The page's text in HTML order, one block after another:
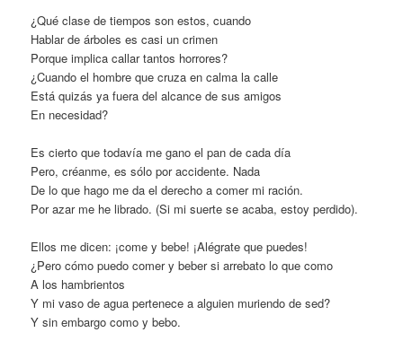
¿Qué clase de tiempos son estos, cuando
Hablar de árboles es casi un crimen
Porque implica callar tantos horrores?
¿Cuando el hombre que cruza en calma la calle
Está quizás ya fuera del alcance de sus amigos
En necesidad?
Es cierto que todavía me gano el pan de cada día
Pero, créanme, es sólo por accidente. Nada
De lo que hago me da el derecho a comer mi ración.
Por azar me he librado. (Si mi suerte se acaba, estoy perdido).
Ellos me dicen: ¡come y bebe! ¡Alégrate que puedes!
¿Pero cómo puedo comer y beber si arrebato lo que como
A los hambrientos
Y mi vaso de agua pertenece a alguien muriendo de sed?
Y sin embargo como y bebo.